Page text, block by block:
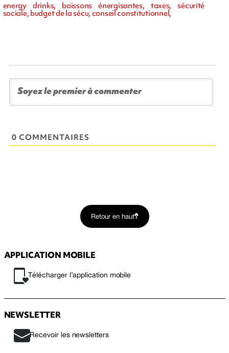
energy drinks, boissons énergisantes, taxes, sécurité
sociale, budget de la sécu, conseil constitutionnel,
0 COMMENTAIRES
Retour en haut
APPLICATION MOBILE
Télécharger l’application mobile
NEWSLETTER
Recevoir les newsletters